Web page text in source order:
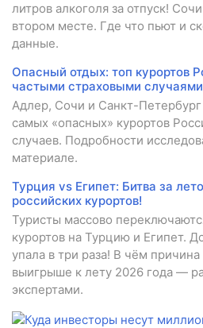
литров алкоголя за отпуск!
втором месте. Где что пьют и
данные.
Опасный отдых: топ курортов
частыми страховыми случаями
Адлер, Сочи и Санкт-Петербург
самых «опасных» курортов
случаев. Подробности
материале.
Турция vs Египет: Битва за
российских курортов!
Туристы массово
курортов на Турцию и Египет.
упала в три раза! В чём
выигрыше к лету 2026 года —
экспертами.